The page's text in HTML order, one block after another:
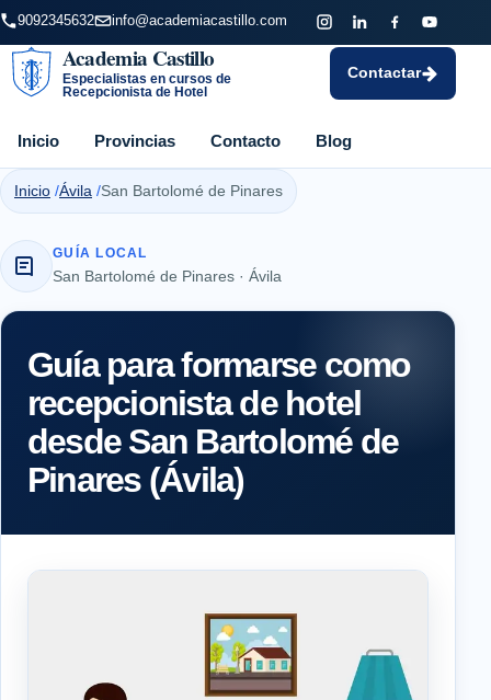
9092345632 info@academiacastillo.com
Academia Castillo
Especialistas en cursos de
Recepcionista de Hotel
Inicio Provincias Contacto Blog
Contactar
Inicio Ávila San Bartolomé de Pinares
GUÍA LOCAL
San Bartolomé de Pinares · Ávila
Guía para formarse como
recepcionista de hotel
desde San Bartolomé de
Pinares (Ávila)